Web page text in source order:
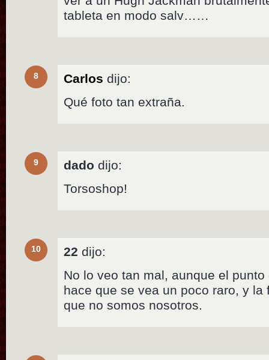
tableta en modo salv……
8 Carlos dijo:
Qué foto tan extraña.
9 dado dijo:
Torsoshop!
10 22 dijo:
No lo veo tan mal, aunque el
hace que se vea un poco raro, y
que no somos nosotros.